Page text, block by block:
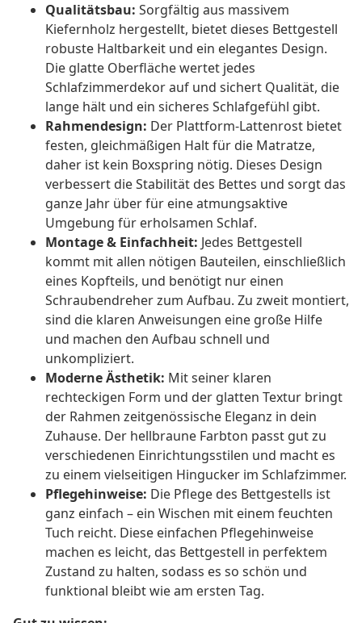
Qualitätsbau: Sorgfältig aus massivem
Kiefernholz hergestellt, bietet dieses Bettgestell
robuste Haltbarkeit und ein elegantes Design.
Die glatte Oberfläche wertet jedes
Schlafzimmerdekor auf und sichert Qualität, die
lange hält und ein sicheres Schlafgefühl gibt.
Rahmendesign: Der Plattform-Lattenrost bietet
festen, gleichmäßigen Halt für die Matratze,
daher ist kein Boxspring nötig. Dieses Design
verbessert die Stabilität des Bettes und sorgt das
ganze Jahr über für eine atmungsaktive
Umgebung für erholsamen Schlaf.
Montage & Einfachheit: Jedes Bettgestell
kommt mit allen nötigen Bauteilen, einschließlich
eines Kopfteils, und benötigt nur einen
Schraubendreher zum Aufbau. Zu zweit montiert,
sind die klaren Anweisungen eine große Hilfe
und machen den Aufbau schnell und
unkompliziert.
Moderne Ästhetik: Mit seiner klaren
rechteckigen Form und der glatten Textur bringt
der Rahmen zeitgenössische Eleganz in dein
Zuhause. Der hellbraune Farbton passt gut zu
verschiedenen Einrichtungsstilen und macht es
zu einem vielseitigen Hingucker im Schlafzimmer.
Pflegehinweise: Die Pflege des Bettgestells ist
ganz einfach – ein Wischen mit einem feuchten
Tuch reicht. Diese einfachen Pflegehinweise
machen es leicht, das Bettgestell in perfektem
Zustand zu halten, sodass es so schön und
funktional bleibt wie am ersten Tag.